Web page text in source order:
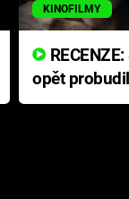
KINOFILMY
opět
přichází s